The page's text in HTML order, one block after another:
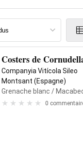
Costers de
Companyia Vitícola Sileo
Montsant (Espagne)
Grenache blanc /
0